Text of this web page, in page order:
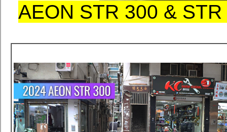
AEON STR 300 &